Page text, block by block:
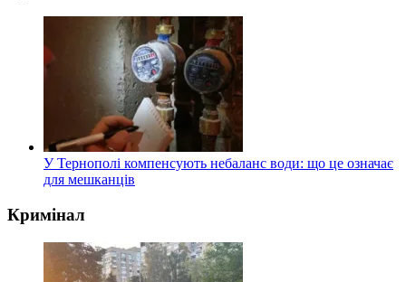
У Тернополі компенсують небаланс води: що це означає
для мешканців
Кримінал